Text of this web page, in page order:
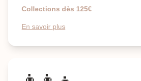
Collections dès 125€
En savoir plus